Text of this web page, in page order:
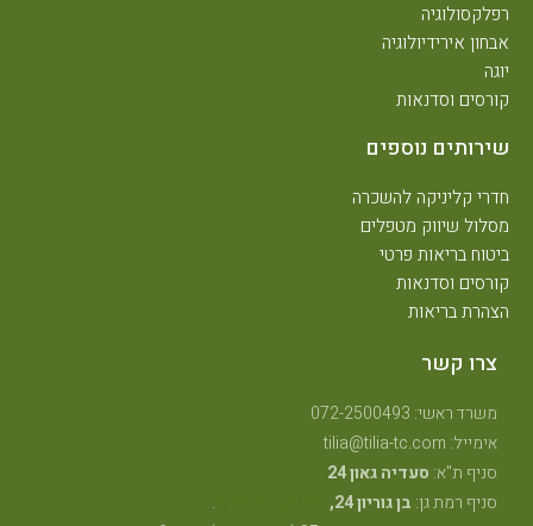
רפלקסולוגיה
אבחון אירידיולוגיה
יוגה
קורסים וסדנאות
שירותים נוספים
חדרי קליניקה להשכרה
מסלול שיווק מטפלים
ביטוח בריאות פרטי
קורסים וסדנאות
הצהרת בריאות
צרו קשר
משרד ראשי: 072-2500493
אימייל: tilia@tilia-tc.com
סניף ת"א: סעדיה גאון 24
סניף רמת גן: בן גוריון 24,
.